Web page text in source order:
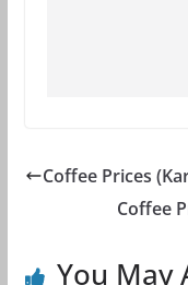
Coffee Prices
Coffee
You May